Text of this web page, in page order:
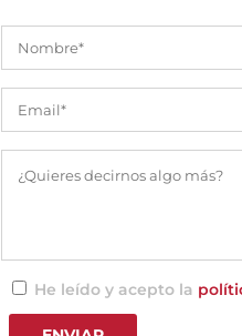
He leído y acepto la